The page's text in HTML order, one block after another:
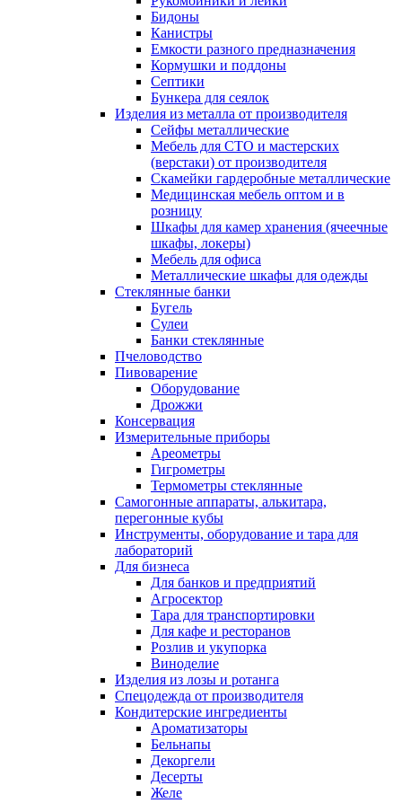
Бидоны
Канистры
Емкости разного предназначения
Кормушки и поддоны
Септики
Бункера для сеялок
Изделия из металла от производителя
Сейфы металлические
Мебель для СТО и мастерских
(верстаки) от производителя
Скамейки гардеробные металлические
Медицинская мебель оптом и в
розницу
Шкафы для камер хранения (ячеечные
шкафы, локеры)
Мебель для офиса
Металлические шкафы для одежды
Стеклянные банки
Бугель
Сулеи
Банки стеклянные
Пчеловодство
Пивоварение
Оборудование
Дрожжи
Консервация
Измерительные приборы
Ареометры
Гигрометры
Термометры стеклянные
Самогонные аппараты, алькитара,
перегонные кубы
Инструменты, оборудование и тара для
лабораторий
Для бизнеса
Для банков и предприятий
Агросектор
Тара для транспортировки
Для кафе и ресторанов
Розлив и укупорка
Виноделие
Изделия из лозы и ротанга
Спецодежда от производителя
Кондитерские ингредиенты
Ароматизаторы
Бельнапы
Декоргели
Десерты
Желe